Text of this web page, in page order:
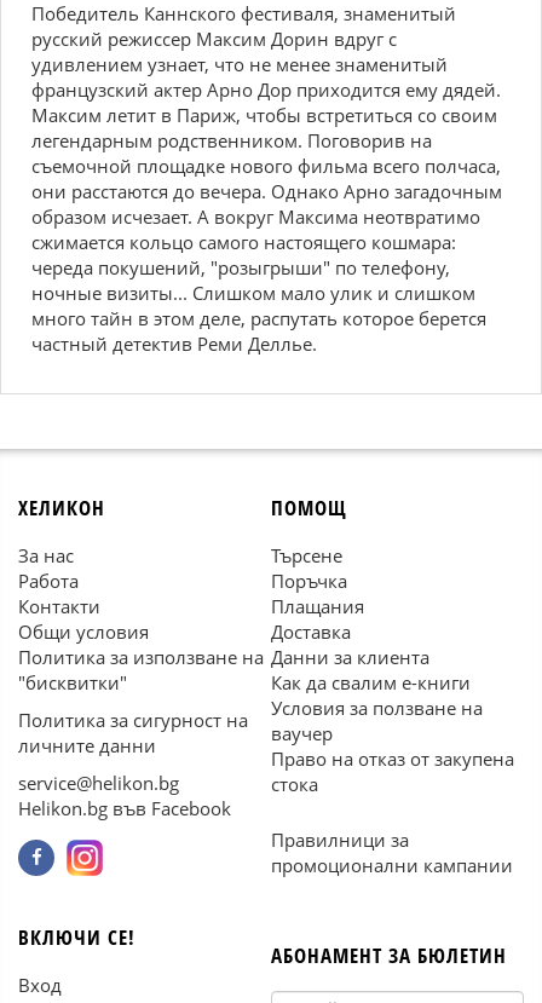
Победитель Каннского фестиваля, знаменитый
русский режиссер Максим Дорин вдруг с
удивлением узнает, что не менее знаменитый
французский актер Арно Дор приходится ему дядей.
Максим летит в Париж, чтобы встретиться со своим
легендарным родственником. Поговорив на
съемочной площадке нового фильма всего полчаса,
они расстаются до вечера. Однако Арно загадочным
образом исчезает. А вокруг Максима неотвратимо
сжимается кольцо самого настоящего кошмара:
череда покушений, "розыгрыши" по телефону,
ночные визиты... Слишком мало улик и слишком
много тайн в этом деле, распутать которое берется
частный детектив Реми Деллье.
ХЕЛИКОН
За нас
Работа
Контакти
Общи условия
Политика за използване на
"бисквитки"
Политика за сигурност на
личните данни
service@helikon.bg
Helikon.bg във Facebook
ПОМОЩ
Търсене
Поръчка
Плащания
Доставка
Данни за клиента
Как да свалим е-книги
Условия за ползване на
ваучер
Право на отказ от закупена
стока
Правилници за
промоционални кампании
ВКЛЮЧИ СЕ!
Вход
АБОНАМЕНТ ЗА БЮЛЕТИН